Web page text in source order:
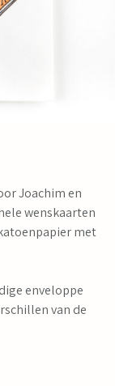
Joachim en
wenskaarten
met
enveloppe
van de